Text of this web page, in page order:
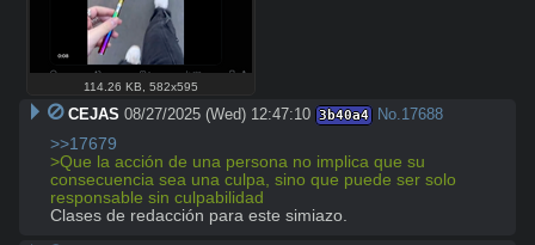
114.26 KB ,582x595
CEJAS 08/27/2025 (Wed) 12:47:10 3b40a4 No.17688
>>17679
>Que la acción de una persona no implica que su
consecuencia sea una culpa, sino que puede ser solo
responsable sin culpabilidad
Clases de redacción para este simiazo.